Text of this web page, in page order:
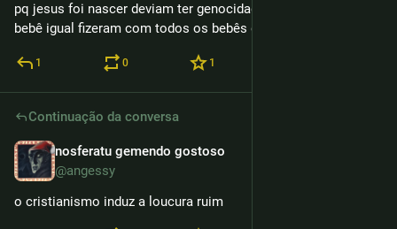
pq jesus foi nascer deviam ter genocidado ele enquanto era
bebê igual fizeram com todos os bebês que não eram ele
1 0 1
Continuação da conversa
nosferatu gemendo gostoso
@angessy
o cristianismo induz a loucura ruim